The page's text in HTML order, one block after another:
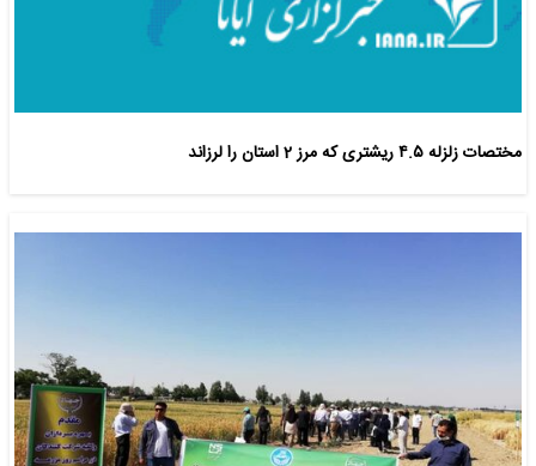
مختصات زلزله ۴.۵ ریشتری که مرز 2 استان را لرزاند